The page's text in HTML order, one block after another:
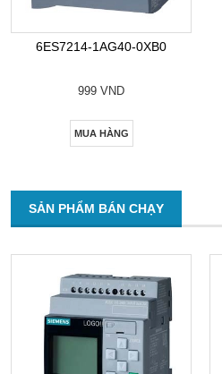
6ES7214-1AG40-0XB0
999 VND
MUA HÀNG
SẢN PHẨM BÁN CHẠY